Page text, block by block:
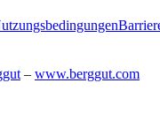
– www.berggut.com